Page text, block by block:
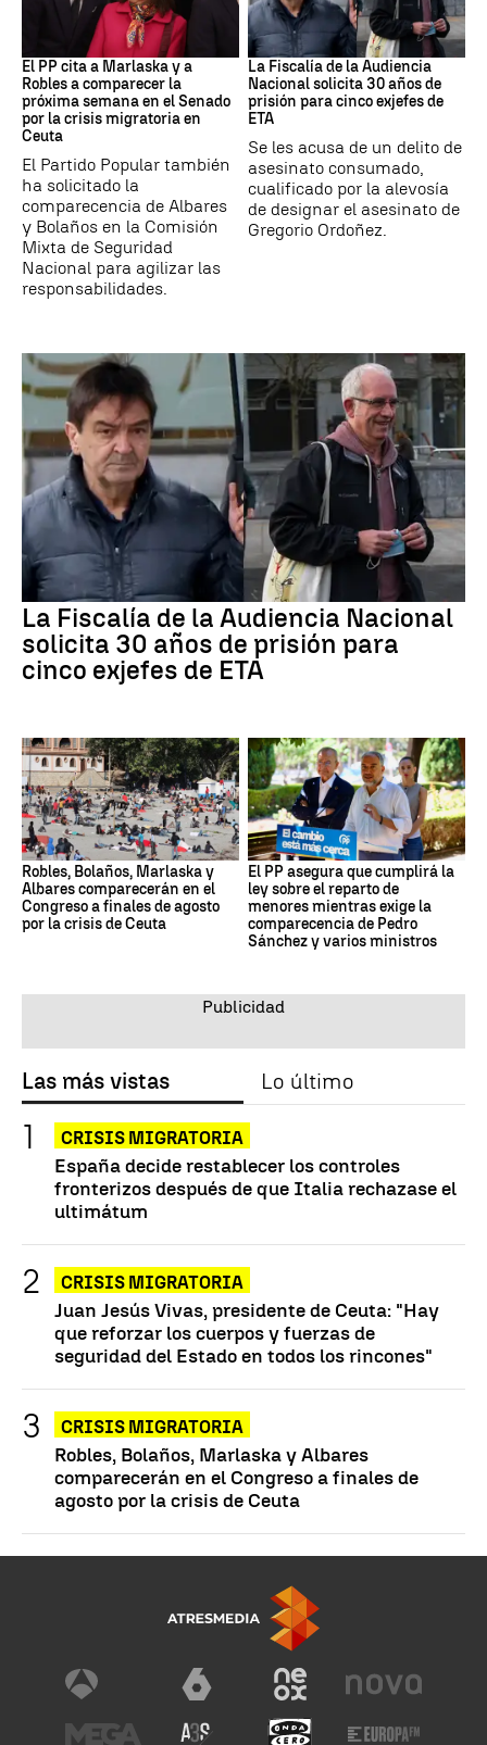
Crisis Migratoria
El PP cita a Marlaska y a
Robles a comparecer la
próxima semana en el Senado
por la crisis migratoria en
Ceuta
El Partido Popular también
ha solicitado la
comparecencia de Albares
y Bolaños en la Comisión
Mixta de Seguridad
Nacional para agilizar las
responsabilidades.
ETA
La Fiscalía de la Audiencia
Nacional solicita 30 años de
prisión para cinco exjefes de
ETA
Se les acusa de un delito de
asesinato consumado,
cualificado por la alevosía
de designar el asesinato de
Gregorio Ordoñez.
La Fiscalía de la Audiencia Nacional
solicita 30 años de prisión para
cinco exjefes de ETA
Robles, Bolaños, Marlaska y
Albares comparecerán en el
Congreso a finales de agosto
por la crisis de Ceuta
El PP asegura que cumplirá la
ley sobre el reparto de
menores mientras exige la
comparecencia de Pedro
Sánchez y varios ministros
Las más vistas Lo último
CRISIS MIGRATORIA
España decide restablecer los controles
fronterizos después de que Italia rechazase el
ultimátum
CRISIS MIGRATORIA
Juan Jesús Vivas, presidente de Ceuta: "Hay
que reforzar los cuerpos y fuerzas de
seguridad del Estado en todos los rincones"
CRISIS MIGRATORIA
Robles, Bolaños, Marlaska y Albares
comparecerán en el Congreso a finales de
agosto por la crisis de Ceuta